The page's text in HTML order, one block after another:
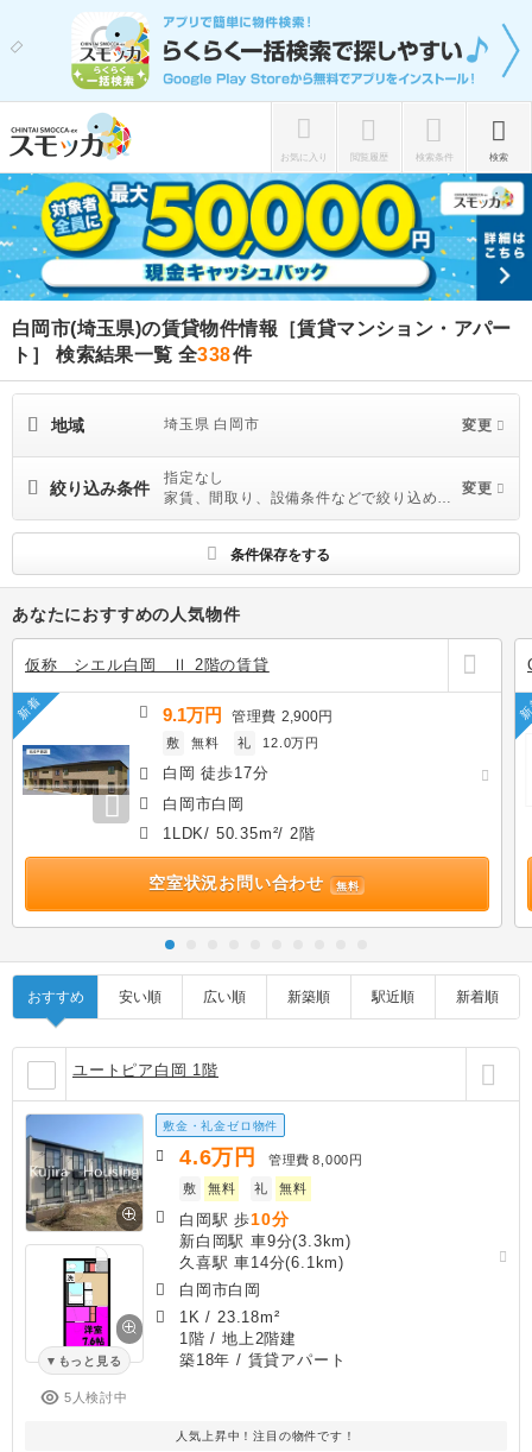
お気に入り 閲覧履歴 検索条件 検索
白岡市(埼玉県)の賃貸物件情報［賃貸マンション・アパー
ト］ 検索結果一覧 全338件
地域 埼玉県 白岡市 変更
絞り込み条件
指定なし
家賃、間取り、設備条件などで絞り込めま
す
変更
条件保存をする
あなたにおすすめの人気物件
仮称 シエル白岡 Ⅱ 2階の賃貸
新着 9.1万円 管理費2,900円
敷 無料 礼 12.0万円
白岡 徒歩17分
白岡市白岡
1LDK/ 50.35m²/ 2階
空室状況お問い合わせ 無料
おすすめ 安い順 広い順 新築順 駅近順 新着順
ユートピア白岡 1階
もっと見る
5人検討中
敷金・礼金ゼロ物件
4.6万円 管理費 8,000円
敷
無料 礼 無料
白岡駅 歩10分
新白岡駅 車9分(3.3km)
久喜駅 車14分(6.1km)
白岡市白岡
1K / 23.18m²
1階 / 地上2階建
築18年 / 賃貸アパート
人気上昇中！注目の物件です！